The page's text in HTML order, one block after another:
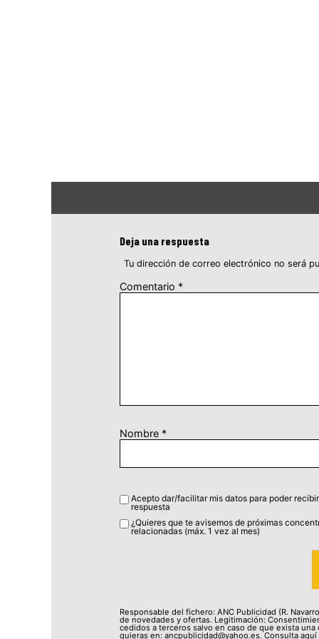
Deja una respuesta
Tu dirección de correo electrónico no será
Comentario *
Nombre *
Acepto dar/facilitar mis datos para poder recibir
respuesta
¿Quieres que te avisemos de próximas
relacionadas (máx. 1 vez al mes)
Responsable del fichero: ANC Publicidad (R.
de novedades y ofertas. Legitimación:
cedidos a terceros salvo en caso de que exista
quieras en: ancpublicidad@yahoo.es. Consulta